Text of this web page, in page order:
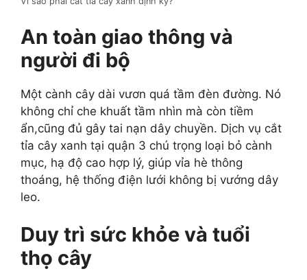
An toàn giao thông và
người đi bộ
Một cành cây dài vươn quá tầm đèn đường. Nó
không chỉ che khuất tầm nhìn mà còn tiềm
ẩn,cũng đủ gây tai nạn dây chuyền. Dịch vụ cắt
tỉa cây xanh tại quận 3 chú trọng loại bỏ cành
mục, hạ độ cao hợp lý, giúp vỉa hè thông
thoáng, hệ thống điện lưới không bị vướng dây
leo.
Duy trì sức khỏe và tuổi
thọ cây